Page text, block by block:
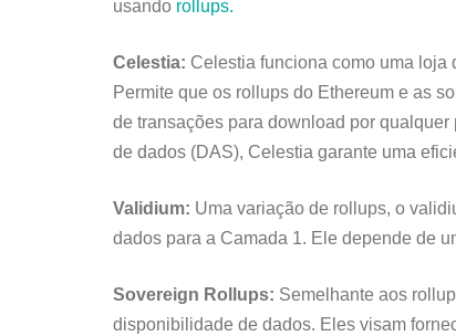
usando rollups.
Celestia: Celestia funciona como uma
Permite que os rollups do Ethereum e as
de transações para download por
de dados (DAS), Celestia garante uma
Validium: Uma variação de rollups, o
dados para a Camada 1. Ele depende de
Sovereign Rollups: Semelhante aos
disponibilidade de dados. Eles visam